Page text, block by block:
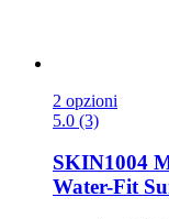
2 opzioni
5.0 (3)
SKIN1004
Water-​Fit